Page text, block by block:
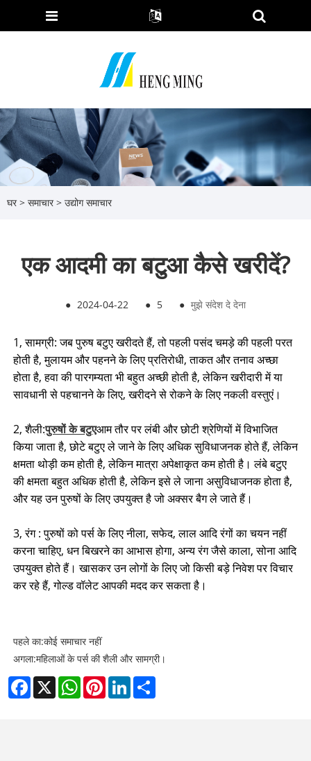
घर > समाचार> उद्योग समाचार
एक आदमी का बटुआ कैसे खरीदें?
● 2024-04-22 ● 5 ● मुझे संदेश दे देना
1, सामग्री: जब पुरुष बटुए खरीदते हैं, तो पहली पसंद चमड़े की पहली परत
होती है, मुलायम और पहनने के लिए प्रतिरोधी, ताकत और तनाव अच्छा
होता है, हवा की पारगम्यता भी बहुत अच्छी होती है, लेकिन खरीदारी में या
सावधानी से पहचानने के लिए, खरीदने से रोकने के लिए नकली वस्तुएं।
2, शैली:पुरुषों के बटुएआम तौर पर लंबी और छोटी श्रेणियों में विभाजित
किया जाता है, छोटे बटुए ले जाने के लिए अधिक सुविधाजनक होते हैं, लेकिन
क्षमता थोड़ी कम होती है, लेकिन मात्रा अपेक्षाकृत कम होती है। लंबे बटुए
की क्षमता बहुत अधिक होती है, लेकिन इसे ले जाना असुविधाजनक होता है,
और यह उन पुरुषों के लिए उपयुक्त है जो अक्सर बैग ले जाते हैं।
3, रंग : पुरुषों को पर्स के लिए नीला, सफेद, लाल आदि रंगों का चयन नहीं
करना चाहिए, धन बिखरने का आभास होगा, अन्य रंग जैसे काला, सोना आदि
उपयुक्त होते हैं। खासकर उन लोगों के लिए जो किसी बड़े निवेश पर विचार
कर रहे हैं, गोल्ड वॉलेट आपकी मदद कर सकता है।
पहले का:कोई समाचार नहीं
अगला:महिलाओं के पर्स की शैली और सामग्री।
Facebook
X WhatsAppPinterestLinkedIn